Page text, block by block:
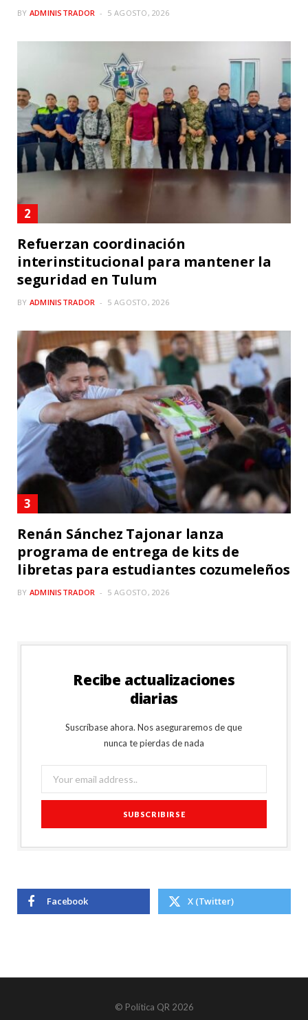
BY ADMINISTRADOR 5 AGOSTO, 2026
Refuerzan coordinación
interinstitucional para mantener la
seguridad en Tulum
BY ADMINISTRADOR 5 AGOSTO, 2026
Renán Sánchez Tajonar lanza
programa de entrega de kits de
libretas para estudiantes cozumeleños
BY ADMINISTRADOR 5 AGOSTO, 2026
Recibe actualizaciones
diarias
Suscríbase ahora. Nos aseguraremos de que
nunca te pierdas de nada
Facebook X (Twitter)
© Política QR 2026